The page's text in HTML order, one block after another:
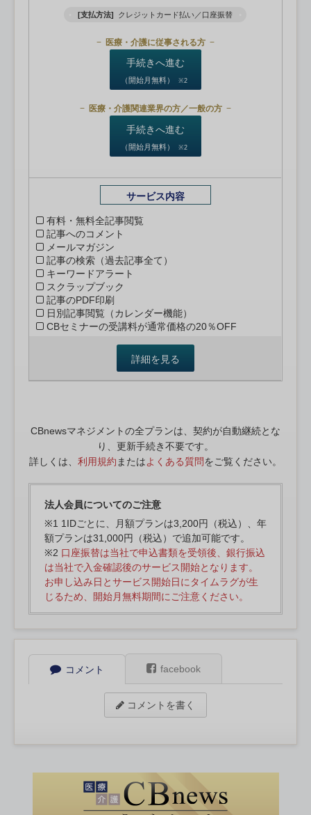
[支払方法] クレジットカード払い／口座振替
医療・介護に従事される方
手続きへ進む
（開始月無料） ※2
医療・介護関連業界の方／一般の方
手続きへ進む
（開始月無料） ※2
サービス内容
有料・無料全記事閲覧
記事へのコメント
メールマガジン
記事の検索（過去記事全て）
キーワードアラート
スクラップブック
記事のPDF印刷
日別記事閲覧（カレンダー機能）
CBセミナーの受講料が通常価格の20％OFF
詳細を見る
CBnewsマネジメントの全プランは、契約が自動継続とな
り、更新手続き不要です。
詳しくは、 利用規約 またはよくある質問をご覧ください。
法人会員についてのご注意
※1 1IDごとに、月額プランは3,200円（税込）、年
額プランは31,000円（税込）で追加可能です。
※2 口座振替は当社で申込書類を受領後、銀行振込
は当社で入金確認後のサービス開始となります。
お申し込み日とサービス開始日にタイムラグが生
じるため、開始月無料期間にご注意ください。
コメント facebook
コメントを書く